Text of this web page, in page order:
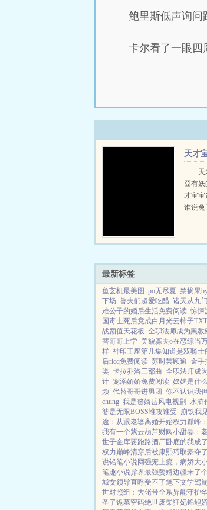
鲍里斯低声询问
卡尔看了一眼四
天才
裁我天
囧有
才宝宝
谁说兔
其他类
最新标签
鱼玄机最美图 po无尽夏 禁摘果
下场 兽夫们超爱吃醋 诸天从九
难公子的婚后生活免费阅读 惊悚
国毒士死后竟成白月光云柿子TXT
战颜值天花板 全职法师成为黑教
替哥哥上学 美貌寡夫o在恋综当
样 神印王座第几集知道是双骑士
后ricq免费阅读 苏时芸顾逾 金手
类 卡拉乔洛三部曲 全职法师成
计 宠溺娇娇免费阅读 奴婢是什
频 代替哥哥进男团 你不认识我
chung 我是赘婿岳风电视剧 水浒
婆是无限BOSS谁攻谁受 崩铁我
途：从跟老婆离婚开始权力巅峰
我有一个紫云葫芦财阀小甜妻：
世子金库要跑路酒厂卧底的我成
权力巅峰清穿后被康熙巧取豪夺了
说铅笔小说网强宠上瘾，病娇大
笔趣小说异界最强赘婿边疆来了
城女领导直呼受不了笔下文学驾
世对照组：大佬带全系异能守护
圣了诡墓密码绝世废柴狂妃锦鲤